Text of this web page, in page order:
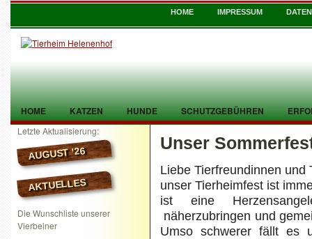
HOME IMPRESSUM
HOME KATZEN HUNDE SCHUTZGEBÜHREN
TIER GEFUNDEN KONTAKT
Letzte Aktualisierung:
AUGUST ’26
AKTUELLES
Die Wunschliste unserer
Vierbeiner
Unser
Liebe Tierfreundinnen und
unser Tierheimfest ist
ist eine
näherzubringen und
Umso schwerer fällt es